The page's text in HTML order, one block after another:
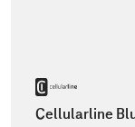
Cellularline